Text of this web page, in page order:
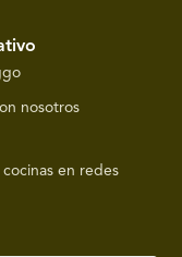
nosotros
cocinas en redes